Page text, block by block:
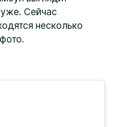
Сейчас
несколько